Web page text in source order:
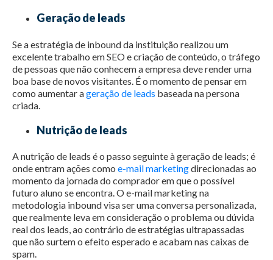
Geração de leads
Se a estratégia de inbound da instituição realizou um
excelente trabalho em SEO e criação de conteúdo, o tráfego
de pessoas que não conhecem a empresa deve render uma
boa base de novos visitantes. É o momento de pensar em
como aumentar ageração de leads baseada na persona
criada.
Nutrição de leads
A nutrição de leads é o passo seguinte à geração de leads; é
onde entram ações como e-mail marketingdirecionadas ao
momento da jornada do comprador em que o possível
futuro aluno se encontra. O e-mail marketing na
metodologia inbound visa ser uma conversa personalizada,
que realmente leva em consideração o problema ou dúvida
real dos leads, ao contrário de estratégias ultrapassadas
que não surtem o efeito esperado e acabam nas caixas de
spam.